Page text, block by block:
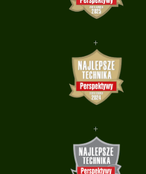
+
+